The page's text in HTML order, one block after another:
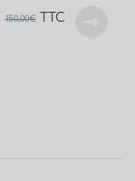
150,00€ TTC